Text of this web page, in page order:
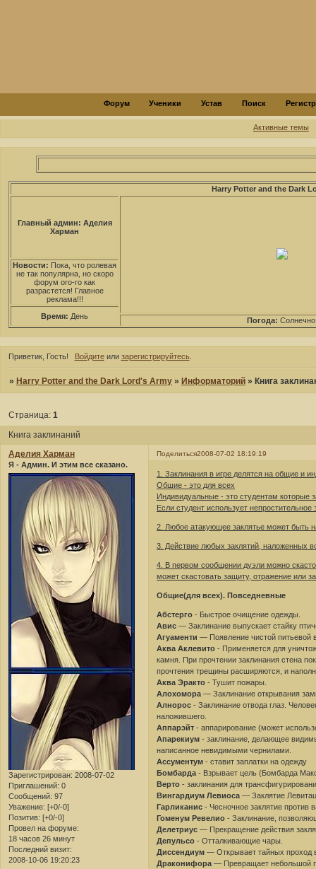
Форум Ученики Устав Поиск
Активные темы
Harry Potter and the Dark
Главный админ: Аделия
Харман
Новости: Пока, что ролевая
не так популярна, но скоро
форум ого-го как
разрастется! Главное
реклама!!!
Время: День Погода:
Приветик, Гость! Войдитеили зарегистрируйтесь.
»Harry Potter and the Dark Lord's Army »Информаторий »Книга
Книга заклинаний
Страница:1
Поделиться2008-07-02 18:19:19
Аделия Харман
Я - Админ. И этим все сказано.
Зарегистрирован: 2008-07-02
Приглашений: 0
Сообщений: 97
Уважение: [+0/-0]
Позитив: [+0/-0]
Провел на форуме:
18 часов 26 минут
Последний визит:
2008-10-06 19:20:23
1. Заклинания в игре делятся на общие и
Обшие - это для всех
Индивидуальные - это студентам которые
Если студент использует
2. Любое атакующее заклятье может быть
3. Действие любых заклятий, наложенных
4. В первом сообщении дуэли можно
может скастовать защиту, отражение или
Общие(для всех). Повседневные
Абстерго - Быстрое очищение одежды.
Авис — Заклинание выпускает стайку
Агуаменти — Появление чистой питьевой
Аква Аклевито - Применяется для
камня. При прочтении заклинания стена
прочтения трещины расширяются, и
Аква Эракто - Тушит пожары.
Алохомора — Заклинание открывания
Алнорос - Заклинание отвода глаз.
наложившего.
Аппарэйт - аппарирование (может
Апарекиум - заклинание, делающее
написанное невидимыми чернилами.
Ассументум - ставит заплатки на одежду
Бомбарда - Взрывает цель (Бомбарда
Верто - заклинания для
Вингардиум Левиоса — Заклятие
Гарликанис - Чесночное заклятие против
Гоменум Ревелио - Заклинание,
Делетриус — Прекращение действия
Депульсо- Отталкивающие чары.
Диссендиум — Открывает тайных проход
Драконифора — Превращает небольшой